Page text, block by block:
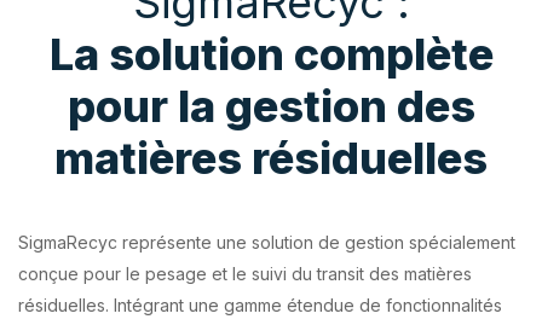
La solution complète
pour la gestion des
matières résiduelles
SigmaRecyc représente une solution de gestion spécialement
conçue pour le pesage et le suivi du transit des matières
résiduelles. Intégrant une gamme étendue de fonctionnalités